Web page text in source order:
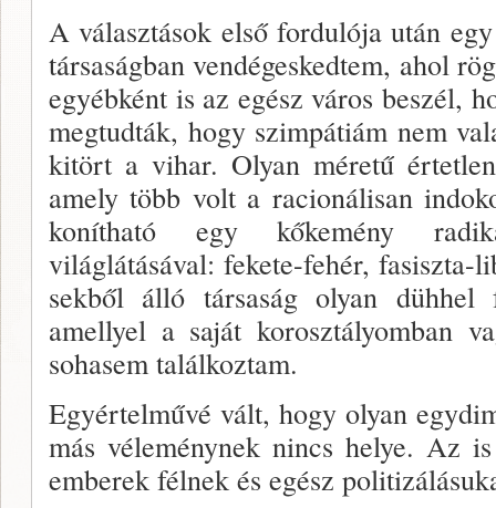
A választások első fordulója után
társaságban vendégeskedtem, ahol
egyébként is az egész vá­ros beszél,
megtudták, hogy szimpátiám nem
kitört a vihar. Olyan méretű
amely több volt a racio­nálisan
konítható egy kőkemény
világlátásával: fekete-fe­hér,
sekből álló társaság olyan dühhel
amellyel a saját korosztályomban
sohasem találkoztam.
Egyértelművé vált, hogy olyan
más véle­ménynek nincs helye. Az
emberek félnek és egész